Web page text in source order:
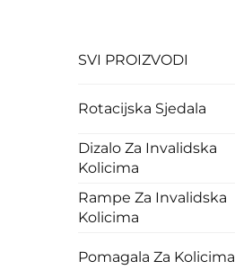
SVI PROIZVODI
Rotacijska Sjedala
Dizalo Za Invalidska
Kolicima
Rampe Za Invalidska
Kolicima
Pomagala Za Kolicima